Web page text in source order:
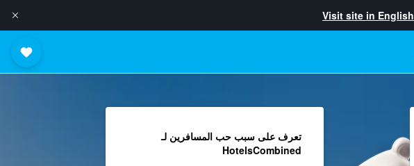
Visit site in English
تعرف على سبب حب المسافرين لـ
HotelsCombined